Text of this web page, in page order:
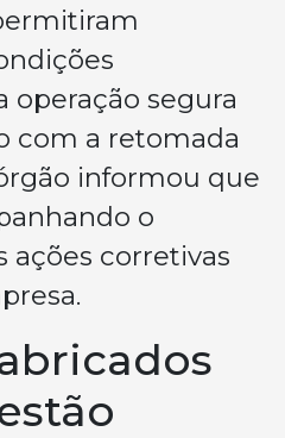
operação segura
com a retomada
informou que
o
corretivas